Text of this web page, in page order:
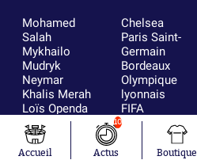
Mohamed
Salah
Mykhailo
Mudryk
Neymar
Khalis Merah
Loïs Openda
Moussa
Niakhaté
Nicolás
Chelsea
Paris Saint-
Germain
Bordeaux
Olympique
lyonnais
FIFA
Real Madrid
RC Strasbourg
AC Milan
Accueil
10
Actus Boutique